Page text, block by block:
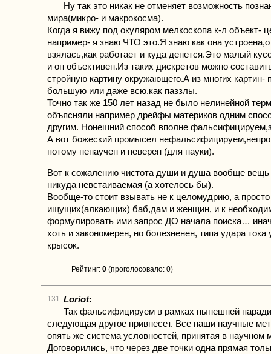
Ну так это никак не отменяет возможность
мира(микро- и макрокосма).
Когда я вижу под окуляром мелкоскопа к-л объект-
например- я знаю ЧТО это.Я знаю как она
взялась,как работает и куда денется.Это малый
и он объективен.Из таких дискретов можно
стройную картину окружающего.А из многих картин-
большую или даже всю.как паззлы.
Точно так же 150 лет назад не было нелинейной
объясняли например дрейфы материков одним
другим. Нонешний способ вполне
А вот божеский промысел
потому ненаучен и неверен (для науки).
Вот к сожалению чистота души и душа вообще вещь
никуда невстаиваемая (а хотелось бы).
Вообще-то стоит взывать не к целомудрию, а
ищущих(алкающих) баб,дам и женщин, и к
формулировать ими запрос ДО начала поиска…
хоть и закономерен, но болезненен, типа удара
крысок.
Рейтинг: 0 (проголосовало: 0)
131 Loriot:
Так фальсифицируем в рамках нынешней
следующая другое привнесет. Все наши научные
опять же система условностей, принятая в научном
Договорились, что через две точки одна прямая